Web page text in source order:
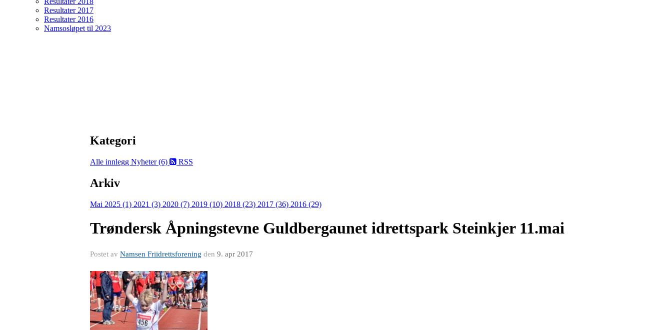
Resultater 2017
Resultater 2016
Namsosløpet til 2023
Kategori
Alle innlegg Nyheter (6) RSS
Arkiv
Mai 2025 (1) 2021 (3) 2020 (7) 2019 (10) 2018 (23) 2017 (36) 2016 (29)
Trøndersk Åpningstevne Guldbergaunet idrettspark Steinkjer 11.mai
Postet av Namsen Friidrettsforening den 9. apr 2017